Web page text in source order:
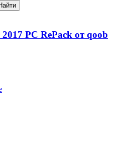
PC RePack от qoob